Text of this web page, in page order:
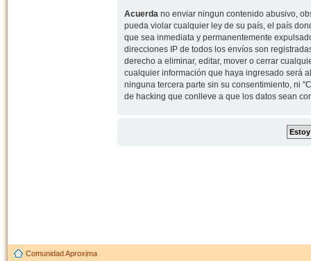
Acuerdano enviar ningun contenido abusivo,
pueda violar cualquier ley de su país, el país
que sea inmediata y permanentemente
direcciones IP de todos los envíos son
derecho a eliminar, editar, mover o cerrar
cualquier información que haya ingresado será
ninguna tercera parte sin su consentimiento, ni
de hacking que conlleve a que los datos sean
Comunidad Aproxima